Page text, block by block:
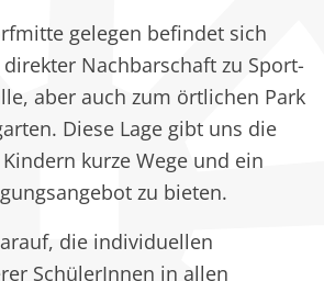
gelegen befindet sich
Nachbarschaft zu Sport-
aber auch zum örtlichen Park
Diese Lage gibt uns die
kurze Wege und ein
zu bieten.
die individuellen
SchülerInnen in allen